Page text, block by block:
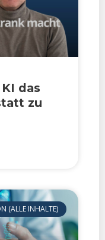
das
zu
(ALLE INHALTE)